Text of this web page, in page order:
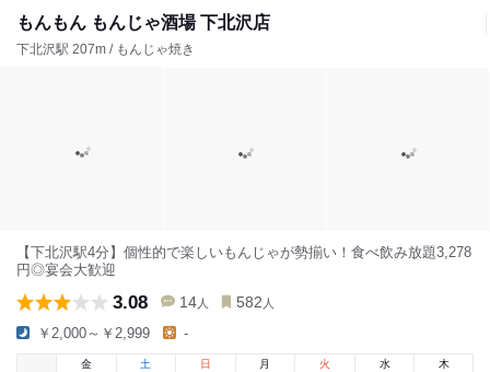
もんもん もんじゃ酒場 下北沢店
下北沢駅 207m / もんじゃ焼き
【下北沢駅4分】個性的で楽しいもんじゃが勢揃い！食べ飲み放題3,278
円◎宴会大歓迎
3.08 14 人 582 人
￥2,000～￥2,999 -
金
土 日 月 火 水 木